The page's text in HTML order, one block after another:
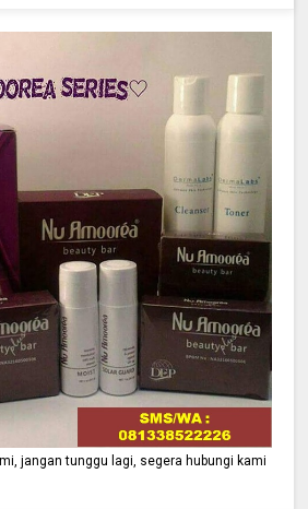
jangan tunggu lagi, segera hubungi kami